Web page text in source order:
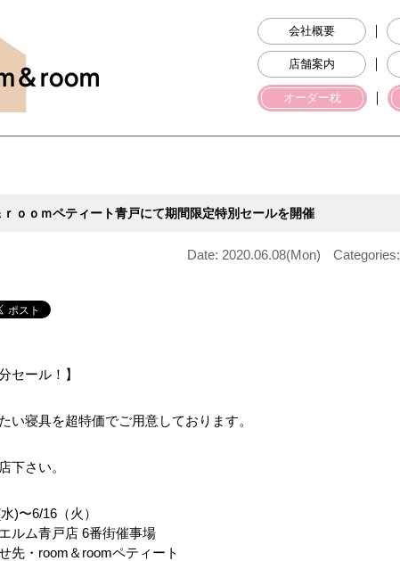
会社概要 ｜
店舗案内 ｜
オーダー枕 ｜
ｒｏｏｍペティート青戸にて期間限定特別セールを開催
Date: 2020.06.08(Mon) Categories:
セール！】
い寝具を超特価でご用意しております。
下さい。
)〜6/16（火）
ルム青戸店 6番街催事場
先・room＆roomペティート